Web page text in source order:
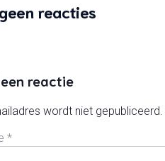
reacties
reactie
wordt niet gepubliceerd.
*